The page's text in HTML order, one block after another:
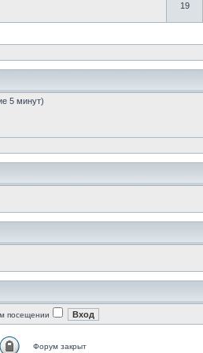
19
5 минут)
посещении
Форум закрыт